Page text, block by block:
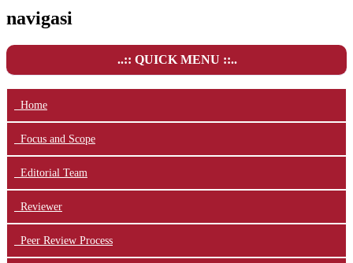
navigasi
..:: QUICK MENU ::..
Home
Focus and Scope
Editorial Team
Reviewer
Peer Review Process